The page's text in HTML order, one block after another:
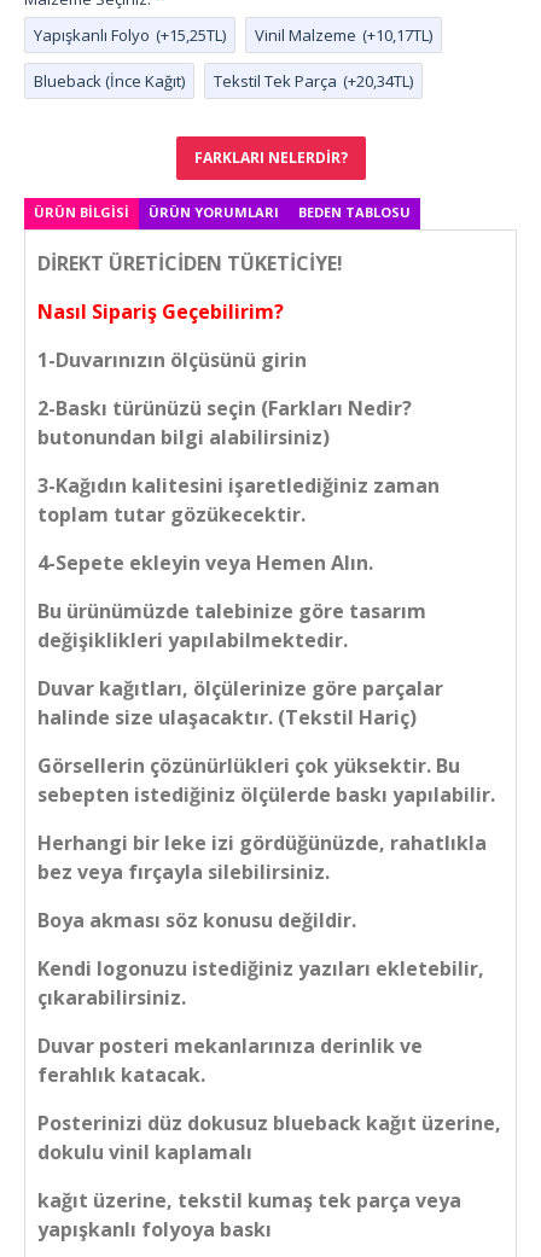
FARKLARI NELERDIR?
Yapışkanlı Folyo (+15,25TL) Vinil Malzeme (+10,17TL)
Blueback (İnce Kağıt) Tekstil Tek Parça (+20,34TL)
ÜRÜN BILGISI ÜRÜN YORUMLARI BEDEN TABLOSU
DİREKT ÜRETİCİDEN TÜKETİCİYE!
Nasıl Sipariş Geçebilirim?
1-Duvarınızın ölçüsünü girin
2-Baskı türünüzü seçin (Farkları Nedir?
butonundan bilgi alabilirsiniz)
3-Kağıdın kalitesini işaretlediğiniz zaman
toplam tutar gözükecektir.
4-Sepete ekleyin veya Hemen Alın.
Bu ürünümüzde talebinize göre tasarım
değişiklikleri yapılabilmektedir.
Duvar kağıtları, ölçülerinize göre parçalar
halinde size ulaşacaktır. (Tekstil Hariç)
Görsellerin çözünürlükleri çok yüksektir. Bu
sebepten istediğiniz ölçülerde baskı yapılabilir.
Herhangi bir leke izi gördüğünüzde, rahatlıkla
bez veya fırçayla silebilirsiniz.
Boya akması söz konusu değildir.
Kendi logonuzu istediğiniz yazıları ekletebilir,
çıkarabilirsiniz.
Duvar posteri mekanlarınıza derinlik ve
ferahlık katacak.
Posterinizi düz dokusuz blueback kağıt üzerine,
dokulu vinil kaplamalı
kağıt üzerine, tekstil kumaş tek parça veya
yapışkanlı folyoya baskı